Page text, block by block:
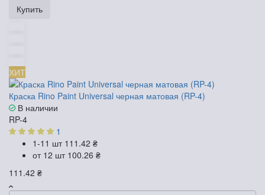
Купить
ХИТ
Краска Rino Paint Universal черная матовая (RP-4)
В наличии
RP-4
1
1-11 шт 111.42 ₴
от 12 шт 100.26 ₴
111.42 ₴